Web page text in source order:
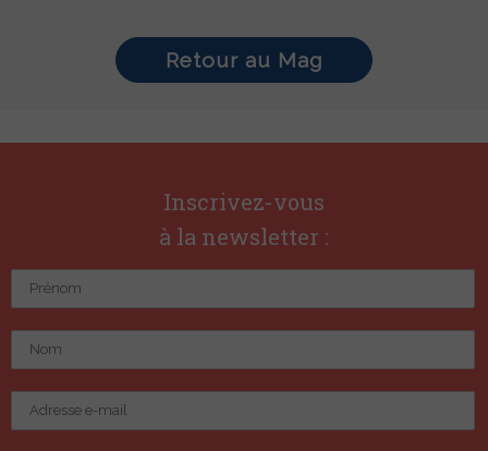
Retour au Mag
Inscrivez-vous
à la newsletter :